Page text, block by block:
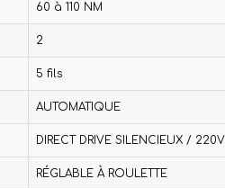
60 à 110 NM
2
5 fils
AUTOMATIQUE
DIRECT DRIVE SILENCIEUX / 220V
RÉGLABLE À ROULETTE